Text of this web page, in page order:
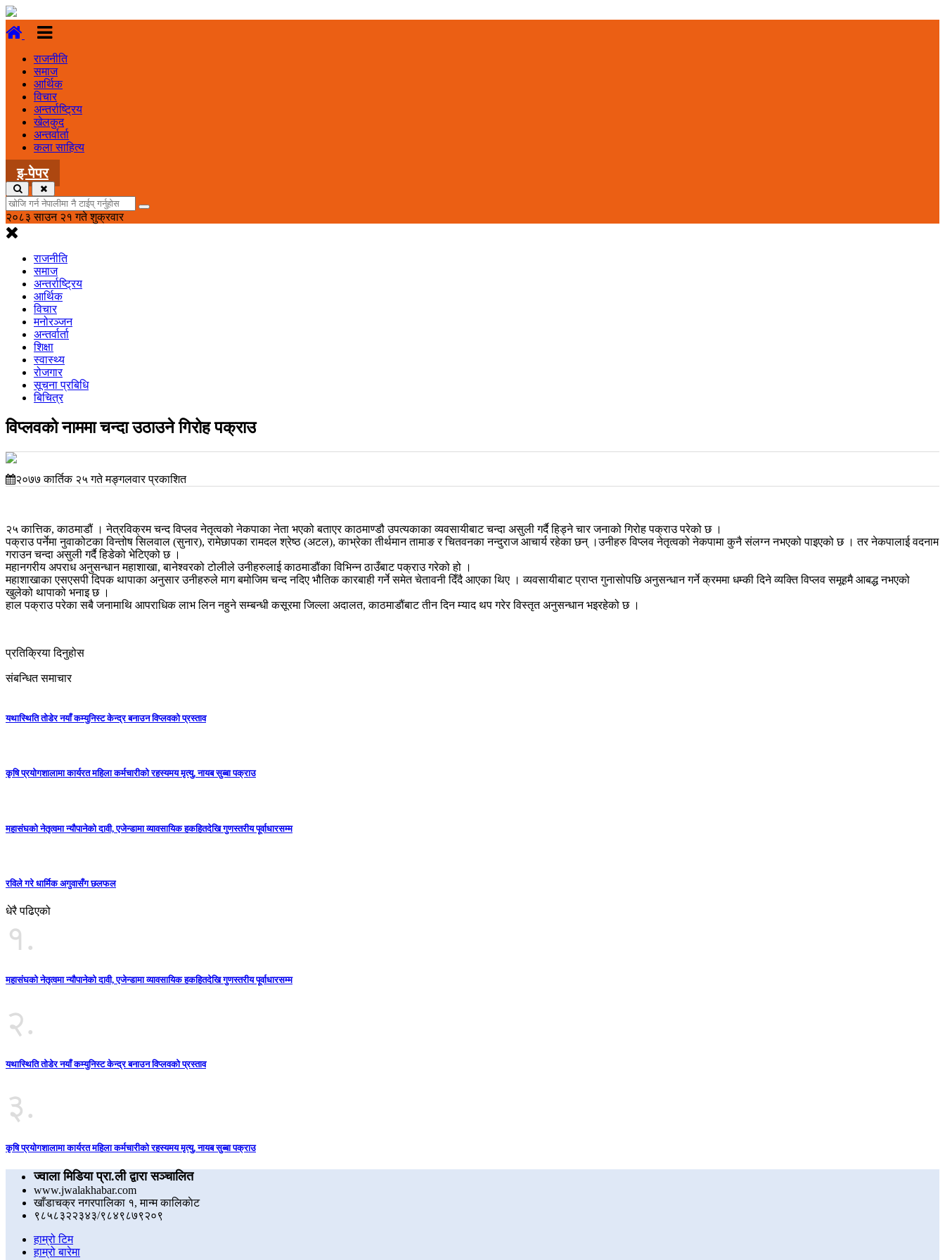
राजनीति
समाज
आर्थिक
विचार
अन्तर्राष्ट्रिय
खेलकुद
अन्तर्वार्ता
कला साहित्य
इ-पेपर
२०८३ साउन २१ गते शुक्रवार
राजनीति
समाज
अन्तर्राष्ट्रिय
आर्थिक
विचार
मनोरञ्जन
अन्तर्वार्ता
शिक्षा
स्वास्थ्य
रोजगार
सूचना प्रबिधि
बिचित्र
विप्लवको नाममा चन्दा उठाउने गिरोह पक्राउ
२०७७ कार्तिक २५ गते मङ्गलवार प्रकाशित
२५ कात्तिक, काठमाडौं । नेत्रविक्रम चन्द विप्लव नेतृत्वको नेकपाका नेता भएको बताएर काठमाण्डौ उपत्यकाका व्यवसायीबाट चन्दा असुली गर्दै हिड्ने चार जनाको गिरोह पक्राउ परेको छ ।
पक्राउ पर्नेमा नुवाकोटका विन्तोष सिलवाल (सुनार), रामेछापका रामदल श्रेष्ठ (अटल), काभ्रेका तीर्थमान तामाङ र चितवनका नन्दुराज आचार्य रहेका छन् ।उनीहरु विप्लव नेतृत्वको नेकपामा कुनै संलग्न नभएको पाइएको छ । तर नेकपालाई वदनाम
गराउन चन्दा असुली गर्दै हिडेको भेटिएको छ ।
महानगरीय अपराध अनुसन्धान महाशाखा, बानेश्वरको टोलीले उनीहरुलाई काठमाडौंका विभिन्न ठाउँबाट पक्राउ गरेको हो ।
महाशाखाका एसएसपी दिपक थापाका अनुसार उनीहरुले माग बमोजिम चन्द नदिए भौतिक कारबाही गर्ने समेत चेतावनी दिँदै आएका थिए । व्यवसायीबाट प्राप्त गुनासोपछि अनुसन्धान गर्ने क्रममा धम्की दिने व्यक्ति विप्लव समूहमै आबद्ध नभएको
खुलेको थापाको भनाइ छ ।
हाल पक्राउ परेका सबै जनामाथि आपराधिक लाभ लिन नहुने सम्बन्धी कसूरमा जिल्ला अदालत, काठमाडौंबाट तीन दिन म्याद थप गरेर विस्तृत अनुसन्धान भइरहेको छ ।
प्रतिक्रिया दिनुहोस
संबन्धित समाचार
यथास्थिति तोडेर नयाँ कम्युनिस्ट केन्द्र बनाउन विप्लवको प्रस्ताव
कृषि प्रयोगशालामा कार्यरत महिला कर्मचारीको रहस्यमय मृत्यु, नायब सुब्बा पक्राउ
महासंघको नेतृत्वमा न्यौपानेको दावी, एजेन्डामा व्यावसायिक हकहितदेखि गुणस्तरीय पूर्वाधारसम्म
रविले गरे धार्मिक अगुवासँग छलफल
धेरै पढिएको
१.
महासंघको नेतृत्वमा न्यौपानेको दावी, एजेन्डामा व्यावसायिक हकहितदेखि गुणस्तरीय पूर्वाधारसम्म
२.
यथास्थिति तोडेर नयाँ कम्युनिस्ट केन्द्र बनाउन विप्लवको प्रस्ताव
३.
कृषि प्रयोगशालामा कार्यरत महिला कर्मचारीको रहस्यमय मृत्यु, नायब सुब्बा पक्राउ
ज्वाला मिडिया प्रा.ली द्वारा सञ्चालित
www.jwalakhabar.com
खाँडाचक्र नगरपालिका १, मान्म कालिकाेट
९८५८३२२३४३/९८४९८७९२०९
हाम्रो टिम
हाम्रो बारेमा